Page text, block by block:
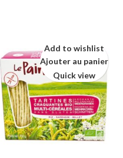
Add to wishlist
Ajouter au panier
Quick view